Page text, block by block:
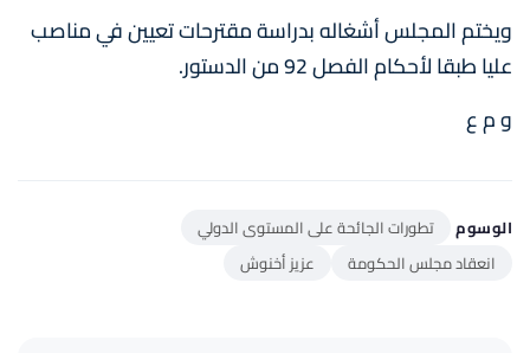
ويختم المجلس أشغاله بدراسة مقترحات تعيين في مناصب
عليا طبقا لأحكام الفصل 92 من الدستور.
و م ع
الوسوم
تطورات الجائحة على المستوى الدولي
انعقاد مجلس الحكومة
عزيز أخنوش